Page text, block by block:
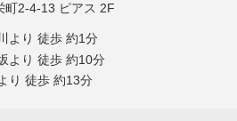
町2-4-13 ピアス 2F
より 徒歩 約1分
より 徒歩 約10分
り 徒歩 約13分